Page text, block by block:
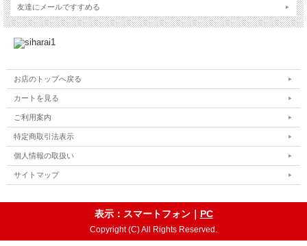
友達にメールですすめる
お店のトップへ戻る
カートを見る
ご利用案内
特定商取引法表示
個人情報の取扱い
サイトマップ
表示：スマートフォン｜ PC
Copyright (C) All Rights Reserved.